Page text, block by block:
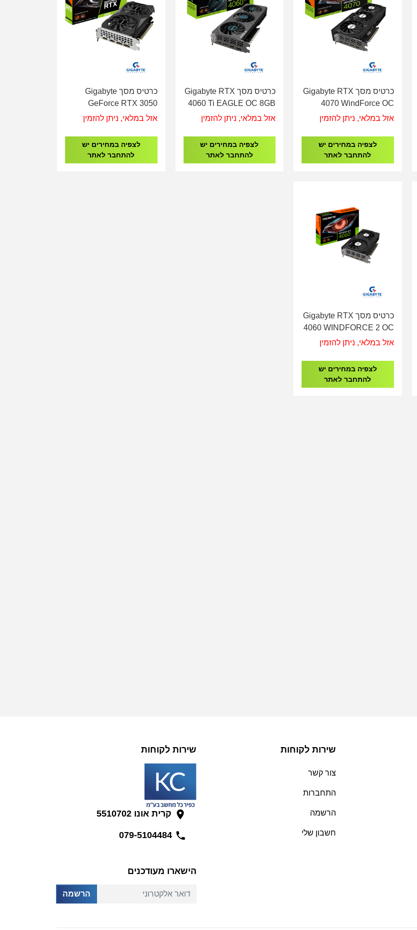
כרטיס מסך Gigabyte RTX
4070 WindForce OC
12GB
אזל במלאי, ניתן להזמין
לצפיה במחירים יש
להתחבר לאתר
כרטיס מסך Gigabyte RTX
4060 Ti EAGLE OC 8GB
אזל במלאי, ניתן להזמין
לצפיה במחירים יש
להתחבר לאתר
כרטיס מסך Gigabyte
GeForce RTX 3050
Windforce 2 6GB
אזל במלאי, ניתן להזמין
לצפיה במחירים יש
להתחבר לאתר
כרטיס מסך Gigabyte RTX
4060 WINDFORCE 2 OC
8GB
אזל במלאי, ניתן להזמין
לצפיה במחירים יש
להתחבר לאתר
שירות לקוחות
צור קשר
התחברות
הרשמה
חשבון שלי
שירות לקוחות
קרית אונו 5510702
הישארו מעודכנים
דואר אלקטרוני הרשמה